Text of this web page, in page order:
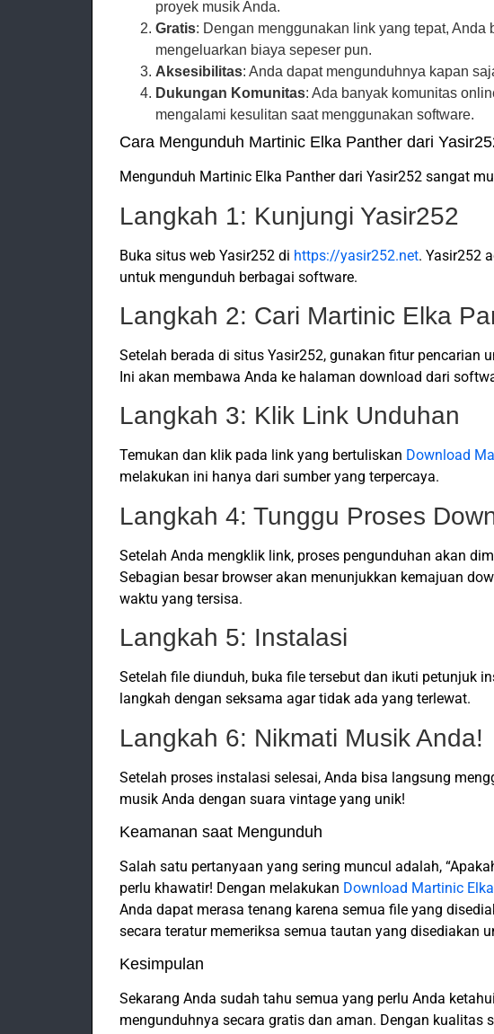
proyek musik Anda.
Gratis: Dengan menggunakan link yang tepat,
mengeluarkan biaya sepeser pun.
Aksesibilitas: Anda dapat mengunduhnya kapan
Dukungan Komunitas: Ada banyak komunitas
mengalami kesulitan saat menggunakan software.
Cara Mengunduh Martinic Elka Panther dari
Mengunduh Martinic Elka Panther dari Yasir252 sangat
Langkah 1: Kunjungi Yasir252
Buka situs web Yasir252 di https://yasir252.net. Yasir252
untuk mengunduh berbagai software.
Langkah 2: Cari Martinic Elka
Setelah berada di situs Yasir252, gunakan fitur pencarian
Ini akan membawa Anda ke halaman download dari
Langkah 3: Klik Link Unduhan
Temukan dan klik pada link yang bertuliskan Download
melakukan ini hanya dari sumber yang terpercaya.
Langkah 4: Tunggu Proses
Setelah Anda mengklik link, proses pengunduhan akan
Sebagian besar browser akan menunjukkan kemajuan
waktu yang tersisa.
Langkah 5: Instalasi
Setelah file diunduh, buka file tersebut dan ikuti petunjuk
langkah dengan seksama agar tidak ada yang terlewat.
Langkah 6: Nikmati Musik Anda!
Setelah proses instalasi selesai, Anda bisa langsung
musik Anda dengan suara vintage yang unik!
Keamanan saat Mengunduh
Salah satu pertanyaan yang sering muncul adalah,
perlu khawatir! Dengan melakukan Download Martinic
Anda dapat merasa tenang karena semua file yang
secara teratur memeriksa semua tautan yang disediakan
Kesimpulan
Sekarang Anda sudah tahu semua yang perlu Anda
mengunduhnya secara gratis dan aman. Dengan kualitas